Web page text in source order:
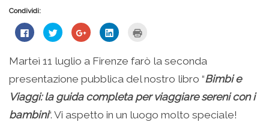
Condividi:
Fai
clic
su
Facebook
apre
una
nuova
finestra)
Fai
clic
condividere
su
Twitter
(Si
in
una
nuova
finestra)
Fai
clic
condividere
su
Google+
(Si
in
una
nuova
finestra)
Fai
clic
condividere
su
LinkedIn
(Si
in
una
nuova
finestra)
stampare
(Si
in
nuova
finestra)
Marteì 11 luglio a Firenze farò la seconda
presentazione pubblica del nostro libro “Bimbi e
Viaggi: la guida completa per viaggiare sereni con i
bambini“. Vi aspetto in un luogo molto speciale!